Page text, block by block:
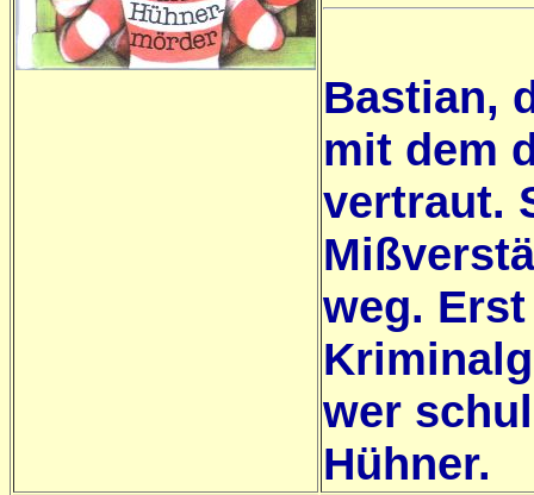
Bastian,
mit dem
vertraut.
weg.
wer
Hühner.